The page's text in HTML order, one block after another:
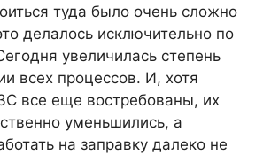
туда было очень сложно
делалось исключительно по
увеличилась степень
всех процессов. И, хотя
все еще востребованы, их
уменьшились, а
на заправку далеко не